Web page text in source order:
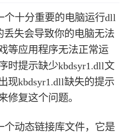
个十分重要的电脑运行dll
丢失会导致你的电脑无法
等应用程序无法正常运
时提示缺少kbdsyr1.dll文
现kbdsyr1.dll缺失的提示
修复这个问题。
个动态链接库文件，它是